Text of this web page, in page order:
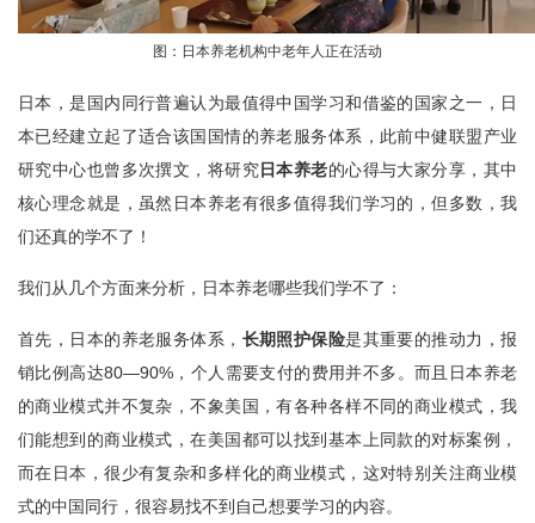
图：日本养老机构中老年人正在活动
日本，是国内同行普遍认为最值得中国学习和借鉴的国家之一，日
本已经建立起了适合该国国情的养老服务体系，此前中健联盟产业
研究中心也曾多次撰文，将研究日本养老的心得与大家分享，其中
核心理念就是，虽然日本养老有很多值得我们学习的，但多数，我
们还真的学不了！
我们从几个方面来分析，日本养老哪些我们学不了：
首先，日本的养老服务体系， 长期照护保险是其重要的推动力，报
销比例高达80—90%，个人需要支付的费用并不多。而且日本养老
的商业模式并不复杂，不象美国，有各种各样不同的商业模式，我
们能想到的商业模式，在美国都可以找到基本上同款的对标案例，
而在日本，很少有复杂和多样化的商业模式，这对特别关注商业模
式的中国同行，很容易找不到自己想要学习的内容。